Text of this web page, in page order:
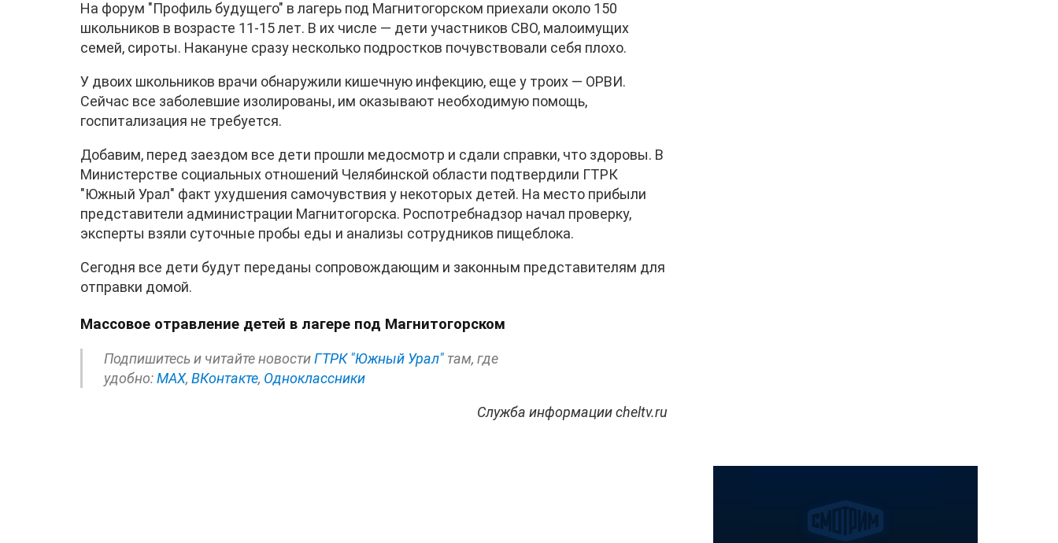
На форум "Профиль будущего" в лагерь под Магнитогорском приехали около 150
школьников в возрасте 11-15 лет. В их числе — дети участников СВО, малоимущих
семей, сироты. Накануне сразу несколько подростков почувствовали себя плохо.
У двоих школьников врачи обнаружили кишечную инфекцию, еще у троих — ОРВИ.
Сейчас все заболевшие изолированы, им оказывают необходимую помощь,
госпитализация не требуется.
Добавим, перед заездом все дети прошли медосмотр и сдали справки, что здоровы. В
Министерстве социальных отношений Челябинской области подтвердили ГТРК
"Южный Урал" факт ухудшения самочувствия у некоторых детей. На место прибыли
представители администрации Магнитогорска. Роспотребнадзор начал проверку,
эксперты взяли суточные пробы еды и анализы сотрудников пищеблока.
Сегодня все дети будут переданы сопровождающим и законным представителям для
отправки домой.
Массовое отравление детей в лагере под Магнитогорском
Подпишитесь и читайте новостиГТРК "Южный Урал" там, где
удобно:МАХ, ВКонтакте, Одноклассники
Служба информации cheltv.ru